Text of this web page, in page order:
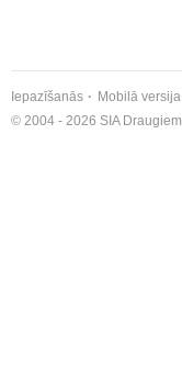
Iepazīšanās Mobilā versija
© 2004 - 2026 SIA Draugiem